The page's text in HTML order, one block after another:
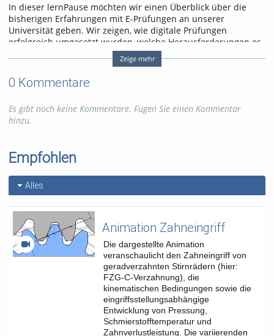
In dieser lernPause möchten wir einen Überblick über die
bisherigen Erfahrungen mit E-Prüfungen an unserer
Universität geben. Wir zeigen, wie digitale Prüfungen
erfolgreich umgesetzt wurden, welche Herausforderungen es
dabei gab und welche Best Practices sich etabliert haben.
Zudem stellen wir dar, welche Funktionen das
Prüfungsmoodle aktuell bietet, um E-Prüfungen zu gestalten,
von automatisierter Bewertung bis hin zu
Referentin: Mareike Funk
Kategorien: Veranstaltungen,
Sonstiges
Zeige mehr
0 Kommentare
Es gibt noch keine Kommentare. Fügen Sie einen Kommentar
hinzu.
Empfohlen
Alles
Animation Zahneingriff
Die dargestellte Animation
veranschaulicht den Zahneingriff von
geradverzahnten Stirnrädern (hier:
FZG-C-Verzahnung), die
kinematischen Bedingungen sowie die
eingriffsstellungsabhängige
Entwicklung von Pressung,
Schmierstofftemperatur und
Zahnverlustleistung. Die variierenden